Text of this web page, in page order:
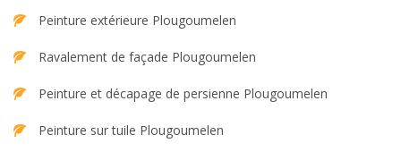
Peinture extérieure Plougoumelen
Ravalement de façade Plougoumelen
Peinture et décapage de persienne Plougoumelen
Peinture sur tuile Plougoumelen